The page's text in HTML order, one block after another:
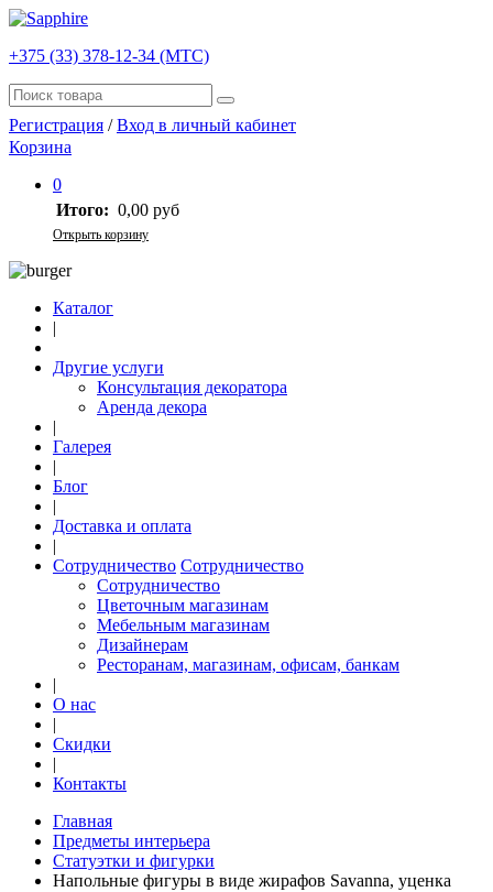
+375 (33) 378-12-34 (МТС)
Регистрация /Вход в личный кабинет
Корзина
0
Итого: 0,00 руб
Открыть корзину
Каталог
|
Другие услуги
Консультация декоратора
Аренда декора
|
Галерея
|
Блог
|
Доставка и оплата
|
Сотрудничество Сотрудничество
Сотрудничество
Цветочным магазинам
Мебельным магазинам
Дизайнерам
Ресторанам, магазинам, офисам, банкам
|
О нас
|
Скидки
|
Контакты
Главная
Предметы интерьера
Статуэтки и фигурки
Напольные фигуры в виде жирафов Savanna, уценка